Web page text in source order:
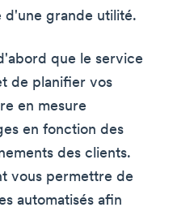
d'une grande utilité.
que le service
de planifier vos
en mesure
en fonction des
des clients.
vous permettre de
automatisés afin